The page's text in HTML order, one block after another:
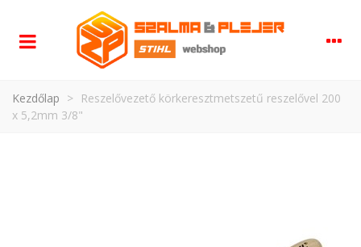
Kezdőlap >
Reszelővezető körkeresztmetszetű reszelővel 200
x 5,2mm 3/8"